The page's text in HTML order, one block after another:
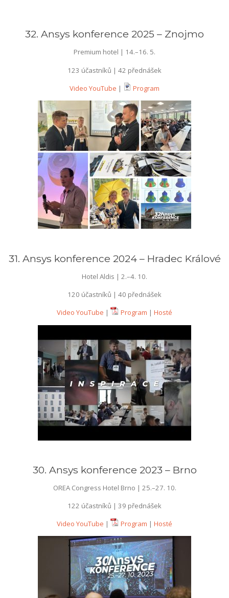
32. Ansys konference 2025 – Znojmo
Premium hotel | 14.–16. 5.
123 účastníků | 42 přednášek
Video YouTube | Program
31. Ansys konference 2024 – Hradec Králové
Hotel Aldis | 2.–4. 10.
120 účastníků | 40 přednášek
Video YouTube | Program | Hosté
30. Ansys konference 2023 – Brno
OREA Congress Hotel Brno | 25.–27. 10.
122 účastníků | 39 přednášek
Video YouTube | Program | Hosté